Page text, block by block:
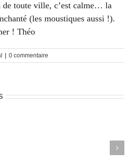
de toute ville, c’est calme… la
(les moustiques aussi !).
! Théo
0 commentaire